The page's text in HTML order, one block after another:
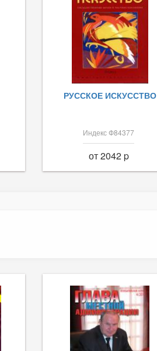
РУССКОЕ ИСКУССТВО
Индекс Ф84377
от 2042 p